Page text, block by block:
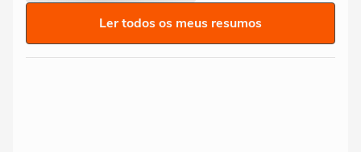
Ler todos os meus resumos